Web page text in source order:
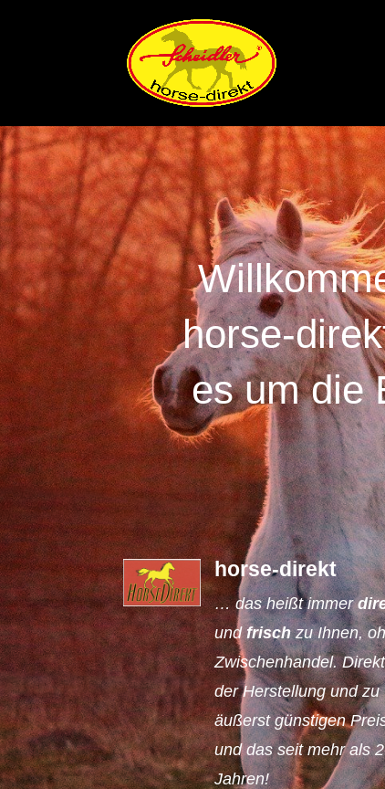
horse-
es um die
horse-direkt
… das heißt immer
und frischzu Ihnen,
Zwischenhandel.
der Herstellung und zu
äußerst günstigen
und das seit mehr als
Jahren!